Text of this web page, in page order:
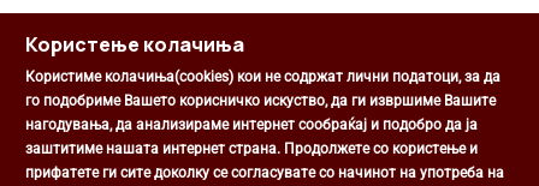
Општина Центар
Михаил Цоков бр. 1, Скопје
Користење колачиња
Користиме колачиња(cookies) кои не содржат лични податоци, за да
го подобриме Вашето корисничко искуство, да ги извршиме Вашите
нагодувања, да анализираме интернет сообраќај и подобро да ја
заштитиме нашата интернет страна. Продолжете со користење и
прифатете ги сите доколку се согласувате со начинот на употреба на